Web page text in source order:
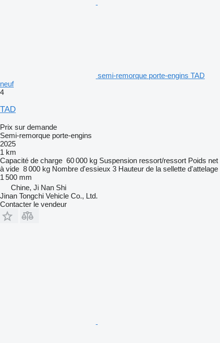
semi-remorque porte-engins TAD
neuf
4
TAD
Prix sur demande
Semi-remorque porte-engins
2025
1 km
Capacité de charge 60 000 kg Suspension ressort/ressort Poids net
à vide 8 000 kg Nombre d'essieux 3 Hauteur de la sellette d'attelage
1 500 mm
Chine, Ji Nan Shi
Jinan Tongchi Vehicle Co., Ltd.
Contacter le vendeur